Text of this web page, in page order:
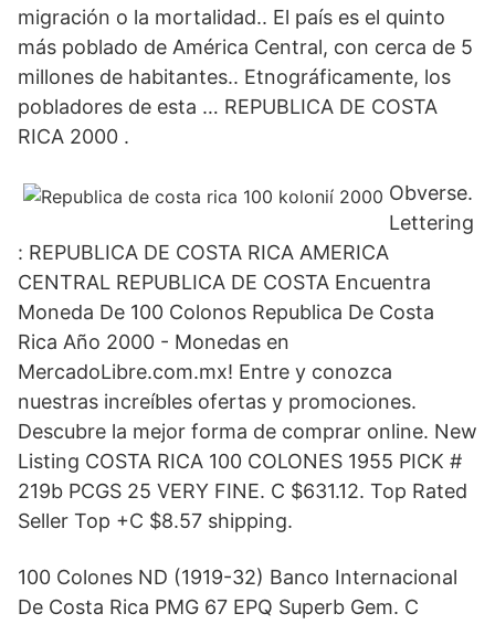
migración o la mortalidad.. El país es el quinto
más poblado de América Central, con cerca de 5
millones de habitantes.. Etnográficamente, los
pobladores de esta … REPUBLICA DE COSTA
RICA 2000 .
Obverse.
Lettering
: REPUBLICA DE COSTA RICA AMERICA
CENTRAL REPUBLICA DE COSTA Encuentra
Moneda De 100 Colonos Republica De Costa
Rica Año 2000 - Monedas en
MercadoLibre.com.mx! Entre y conozca
nuestras increíbles ofertas y promociones.
Descubre la mejor forma de comprar online. New
Listing COSTA RICA 100 COLONES 1955 PICK #
219b PCGS 25 VERY FINE. C $631.12. Top Rated
Seller Top +C $8.57 shipping.
100 Colones ND (1919-32) Banco Internacional
De Costa Rica PMG 67 EPQ Superb Gem. C